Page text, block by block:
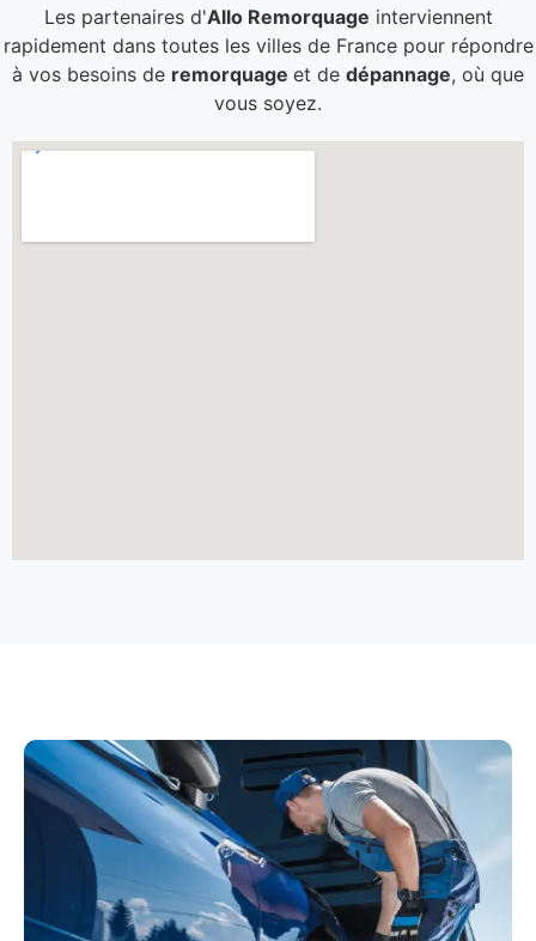
Les partenaires d'Allo Remorquage interviennent
rapidement dans toutes les villes de France pour répondre
à vos besoins de remorquage et de dépannage, où que
vous soyez.